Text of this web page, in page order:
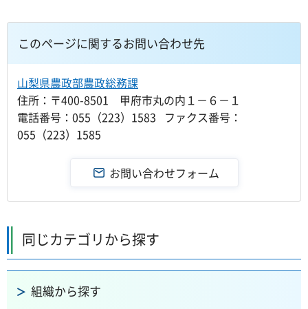
このページに関するお問い合わせ先
山梨県農政部農政総務課
住所：〒400-8501 甲府市丸の内１－６－１
電話番号：055（223）1583 ファクス番号：
055（223）1585
同じカテゴリから探す
組織から探す